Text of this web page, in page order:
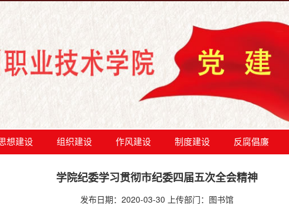
想建设 组织建设 作风建设 制度建设 反腐倡廉
学院纪委学习贯彻市纪委四届五次全会精神
发布日期：2020-03-30 上传部门：图书馆